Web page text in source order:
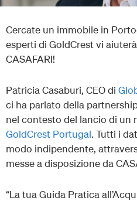
Cercate un immobile in
esperti di GoldCrest vi
CASAFARI!
Patricia Casaburi, CEO di
ci ha parlato della
nel contesto del lancio di un
GoldCrest Portugal. Tutti i
modo indipendente,
messe a disposizione da
“La tua Guida Pratica